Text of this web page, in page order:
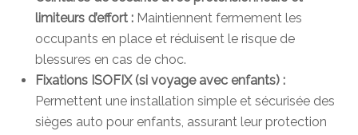
limiteurs d’effort : Maintiennent fermement les
occupants en place et réduisent le risque de
blessures en cas de choc.
Fixations ISOFIX (si voyage avec enfants) :
Permettent une installation simple et sécurisée des
sièges auto pour enfants, assurant leur protection